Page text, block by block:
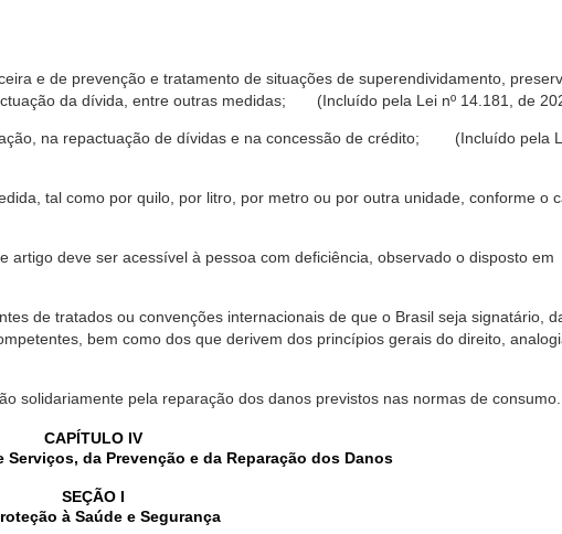
e de prevenção e tratamento de situações de superendividamento,
da dívida, entre outras medidas; (Incluído pela Lei nº 14.181, de
na repactuação de dívidas e na concessão de crédito; (Incluído pela
tal como por quilo, por litro, por metro ou por outra unidade, conforme
artigo deve ser acessível à pessoa com deficiência, observado o disposto em
de tratados ou convenções internacionais de que o Brasil seja signatário,
bem como dos que derivem dos princípios gerais do direito,
solidariamente pela reparação dos danos previstos nas normas de consumo.
CAPÍTULO IV
Serviços, da Prevenção e da Reparação dos Danos
SEÇÃO I
à Saúde e Segurança